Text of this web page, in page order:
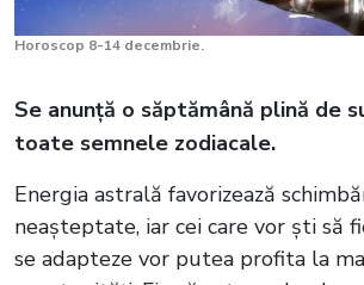
Horoscop 8-14 decembrie.
Se anunță o săptămână plină de
toate semnele zodiacale.
Energia astrală favorizează
neașteptate, iar cei care vor ști să
se adapteze vor putea profita la